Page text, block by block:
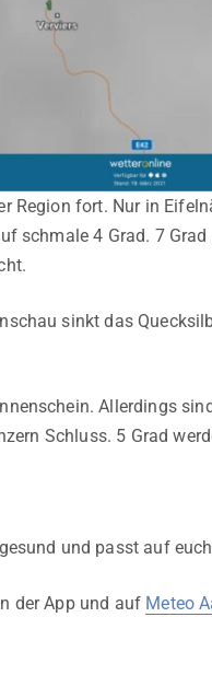
Region fort. Nur in
schmale 4 Grad. 7
sinkt das
Allerdings
Schluss. 5 Grad
und passt auf
der App und auf Meteo